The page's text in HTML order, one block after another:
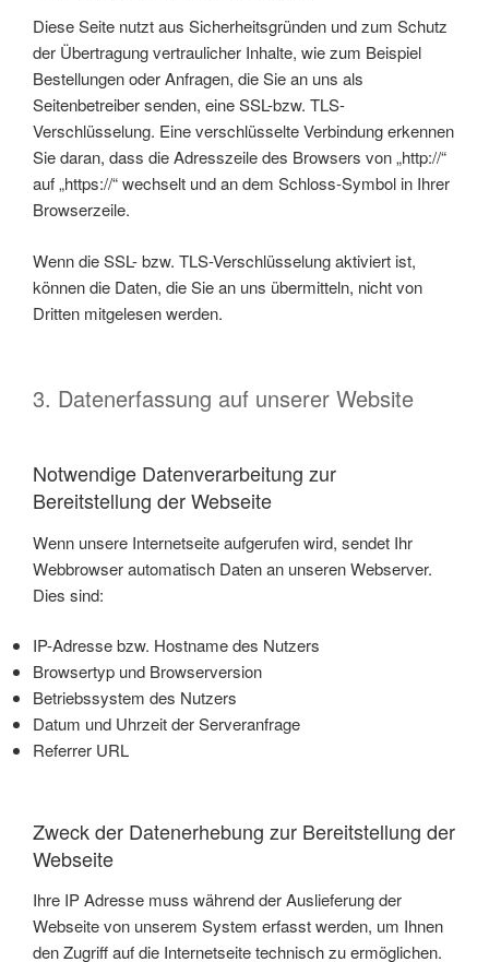
Diese Seite nutzt aus Sicherheitsgründen und zum Schutz
der Übertragung vertraulicher Inhalte, wie zum Beispiel
Bestellungen oder Anfragen, die Sie an uns als
Seitenbetreiber senden, eine SSL-bzw. TLS-
Verschlüsselung. Eine verschlüsselte Verbindung erkennen
Sie daran, dass die Adresszeile des Browsers von „http://“
auf „https://“ wechselt und an dem Schloss-Symbol in Ihrer
Browserzeile.
Wenn die SSL- bzw. TLS-Verschlüsselung aktiviert ist,
können die Daten, die Sie an uns übermitteln, nicht von
Dritten mitgelesen werden.
3. Datenerfassung auf unserer Website
Notwendige Datenverarbeitung zur
Bereitstellung der Webseite
Wenn unsere Internetseite aufgerufen wird, sendet Ihr
Webbrowser automatisch Daten an unseren Webserver.
Dies sind:
IP-Adresse bzw. Hostname des Nutzers
Browsertyp und Browserversion
Betriebssystem des Nutzers
Datum und Uhrzeit der Serveranfrage
Referrer URL
Zweck der Datenerhebung zur Bereitstellung der
Webseite
Ihre IP Adresse muss während der Auslieferung der
Webseite von unserem System erfasst werden, um Ihnen
den Zugriff auf die Internetseite technisch zu ermöglichen.